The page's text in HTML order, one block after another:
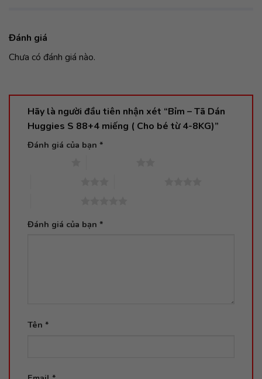
Đánh giá
Chưa có đánh giá nào.
Hãy là người đầu tiên nhận xét “Bỉm – Tã Dán
Huggies S 88+4 miếng ( Cho bé từ 4-8KG)”
Đánh giá của bạn *
Đánh giá của bạn *
Tên *